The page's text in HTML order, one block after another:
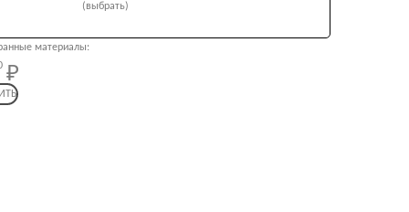
(выбрать)
материалы: